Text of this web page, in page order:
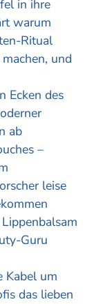
in ihre
warum
Ritual
und
Ecken des
ab
–
leise
Guru
Kabel um
das lieben